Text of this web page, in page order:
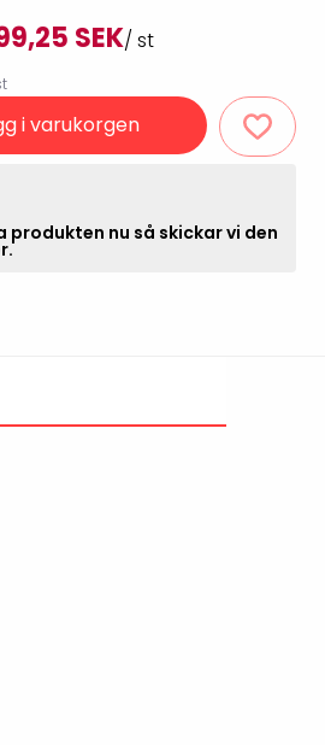
SEK/ st
i varukorgen
nu så skickar vi den